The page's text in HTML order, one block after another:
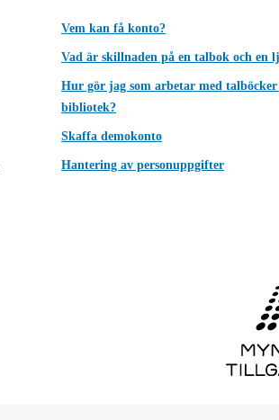
Vem kan få konto?
Vad är skillnaden på en talbok och en
Hur gör jag som arbetar med
bibliotek?
Skaffa demokonto
Hantering av personuppgifter